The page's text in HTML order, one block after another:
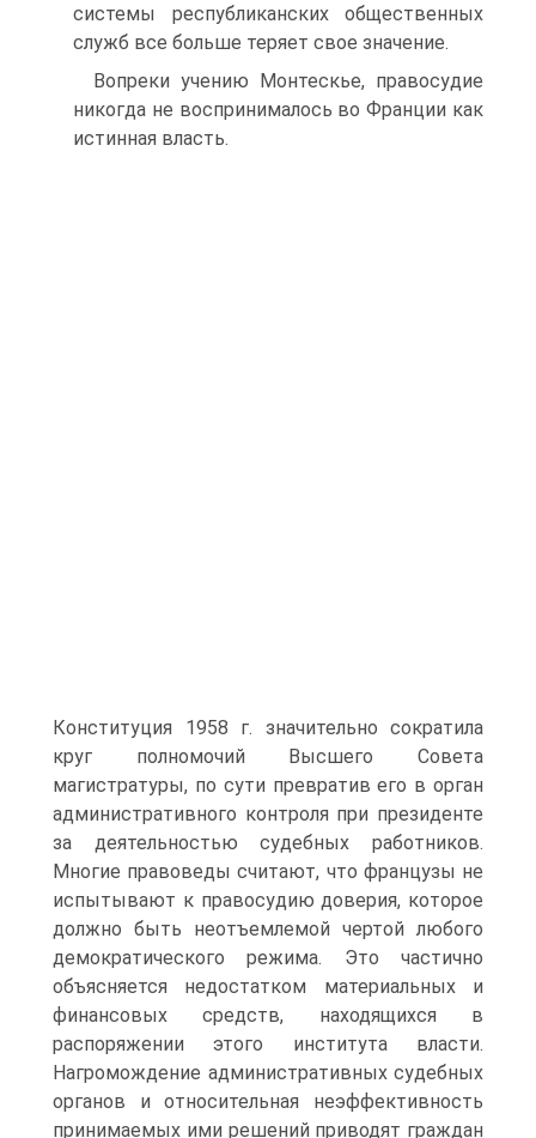
системы республиканских общественных
служб все больше теряет свое значение.
Вопреки учению Монтескье, правосудие
никогда не воспринималось во Франции как
истинная власть.
Конституция 1958 г. значительно сократила
круг полномочий Высшего Совета
магистратуры, по сути превратив его в орган
административного контроля при президенте
за деятельностью судебных работников.
Многие правоведы считают, что французы не
испытывают к правосудию доверия, которое
должно быть неотъемлемой чертой любого
демократического режима. Это частично
объясняется недостатком материальных и
финансовых средств, находящихся в
распоряжении этого института власти.
Нагромождение административных судебных
органов и относительная неэффективность
принимаемых ими решений приводят граждан